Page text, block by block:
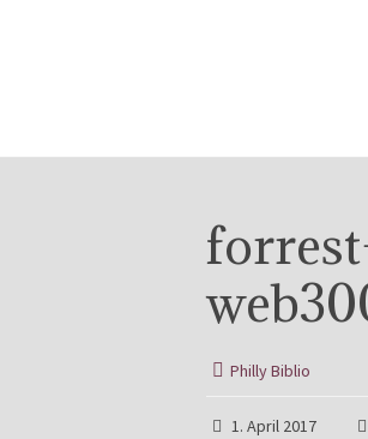
Philly Biblio
1. April 2017